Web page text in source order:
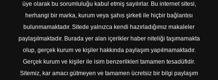
üye olarak bu sorumluluğu kabul etmiş sayılırlar. Bu internet sitesi,
herhangi bir marka, kurum veya şahıs şirketi ile hiçbir bağlantısı
bulunmamaktadır. Sitede yalnızca kendi hazırladığımız makaleler
paylaşılmaktadır. Burada yer alan içerikler haber niteliği taşımamakta
olup, gerçek kurum ve kişiler hakkında paylaşım yapılmamaktadır.
Gerçek kurum ve kişiler ile isim benzerlikleri tamamen tesadüfidir.
Sitemiz, kar amacı gütmeyen ve tamamen ücretsiz bir bilgi paylaşım